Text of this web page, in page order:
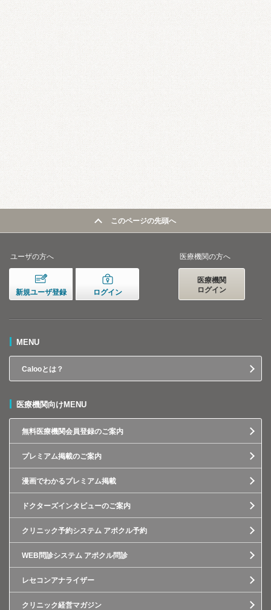
このページの先頭へ
ユーザの方へ
新規ユーザ登録 ログイン
医療機関の方へ
医療機関
ログイン
MENU
Calooとは？
医療機関向けMENU
無料医療機関会員登録のご案内
プレミアム掲載のご案内
漫画でわかるプレミアム掲載
ドクターズインタビューのご案内
クリニック予約システム アポクル予約
WEB問診システム アポクル問診
レセコンアナライザー
クリニック経営マガジン